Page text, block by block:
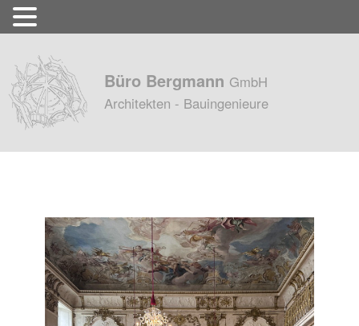
Büro Bergmann GmbH
Architekten - Bauingenieure